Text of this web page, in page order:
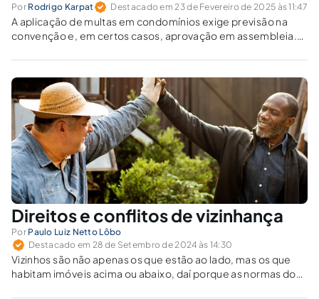
Por Rodrigo Karpat Destacado em 23 de Fevereiro de 2025 às 11:47
A aplicação de multas em condomínios exige previsão na
convenção e, em certos casos, aprovação em assembleia.
antissocial judicialmente.
Direitos e conflitos de vizinhança
Por Paulo Luiz Netto Lôbo
Destacado em 28 de Setembro de 2024 às 14:30
Vizinhos são não apenas os que estão ao lado, mas os que
habitam imóveis acima ou abaixo, daí porque as normas dos